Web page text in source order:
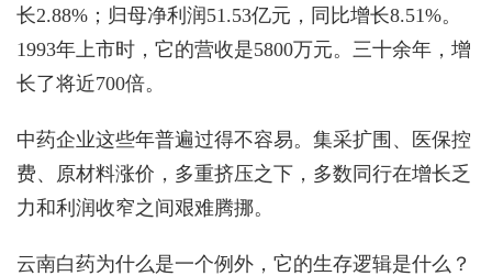
长2.88%；归母净利润51.53亿元，同比增长8.51%。
1993年上市时，它的营收是5800万元。三十余年，增
长了将近700倍。
中药企业这些年普遍过得不容易。集采扩围、医保控
费、原材料涨价，多重挤压之下，多数同行在增长乏
力和利润收窄之间艰难腾挪。
云南白药为什么是一个例外，它的生存逻辑是什么？